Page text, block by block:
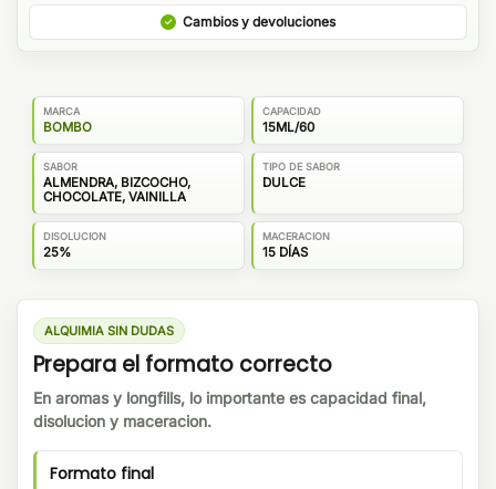
Cambios y devoluciones
MARCA
BOMBO
CAPACIDAD
15ML/60
SABOR
ALMENDRA, BIZCOCHO,
CHOCOLATE, VAINILLA
TIPO DE SABOR
DULCE
DISOLUCION
25%
MACERACION
15 DÍAS
ALQUIMIA SIN DUDAS
Prepara el formato correcto
En aromas y longfills, lo importante es capacidad final,
disolucion y maceracion.
Formato final